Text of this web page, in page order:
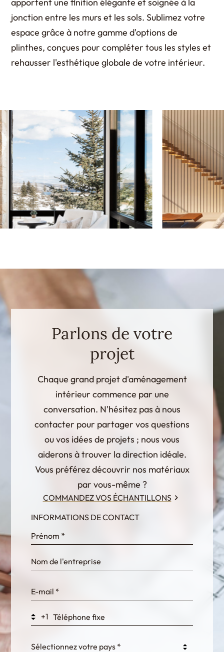
apportent une finition élégante et soignée à la
jonction entre les murs et les sols. Sublimez votre
espace grâce à notre gamme d'options de
plinthes, conçues pour compléter tous les styles et
rehausser l'esthétique globale de votre intérieur.
Parlons de votre
projet
Chaque grand projet d'aménagement
intérieur commence par une
conversation. N'hésitez pas à nous
contacter pour partager vos questions
ou vos idées de projets ; nous vous
aiderons à trouver la direction idéale.
Vous préférez découvrir nos matériaux
par vous-même ?
COMMANDEZ VOS ÉCHANTILLONS
InternalFormDataPassing
bn1q0rrvUn2bmwl
WEK7sP7DXp5OiEV
INFORMATIONS DE CONTACT
+1
Sélectionnez votre pays *